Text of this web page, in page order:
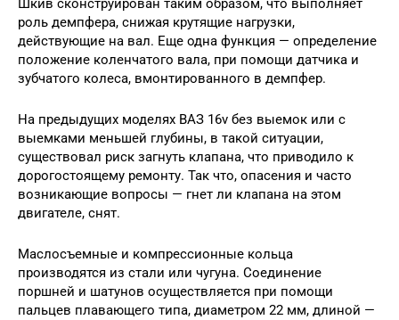
Шкив сконструирован таким образом, что выполняет
роль демпфера, снижая крутящие нагрузки,
действующие на вал. Еще одна функция — определение
положение коленчатого вала, при помощи датчика и
зубчатого колеса, вмонтированного в демпфер.
На предыдущих моделях ВАЗ 16v без выемок или с
выемками меньшей глубины, в такой ситуации,
существовал риск загнуть клапана, что приводило к
дорогостоящему ремонту. Так что, опасения и часто
возникающие вопросы — гнет ли клапана на этом
двигателе, снят.
Маслосъемные и компрессионные кольца
производятся из стали или чугуна. Соединение
поршней и шатунов осуществляется при помощи
пальцев плавающего типа, диаметром 22 мм, длиной —